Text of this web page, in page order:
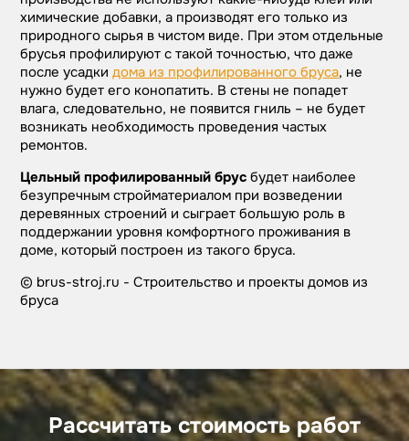
химические добавки, а производят его только из
природного сырья в чистом виде. При этом отдельные
брусья профилируют с такой точностью, что даже
после усадкидома из профилированного бруса, не
нужно будет его конопатить. В стены не попадет
влага, следовательно, не появится гниль – не будет
возникать необходимость проведения частых
ремонтов.
Цельный профилированный брус будет наиболее
безупречным стройматериалом при возведении
деревянных строений и сыграет большую роль в
поддержании уровня комфортного проживания в
доме, который построен из такого бруса.
© brus-stroj.ru - Строительство и проекты домов из
бруса
Рассчитать стоимость работ